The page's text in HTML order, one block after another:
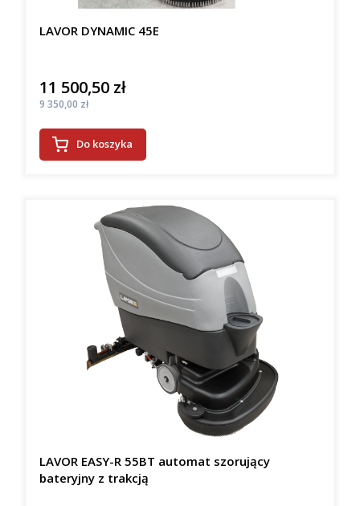
LAVOR DYNAMIC 45E
Cena
11 500,50 zł
Cena
9 350,00 zł
Do koszyka
LAVOR EASY-R 55BT automat szorujący
bateryjny z trakcją